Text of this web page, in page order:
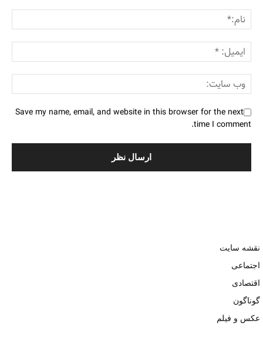
Save my name, email, and website in this browser for the next
time I comment.
نقشه سایت
اجتماعی
اقتصادی
گوناگون
عکس و فیلم